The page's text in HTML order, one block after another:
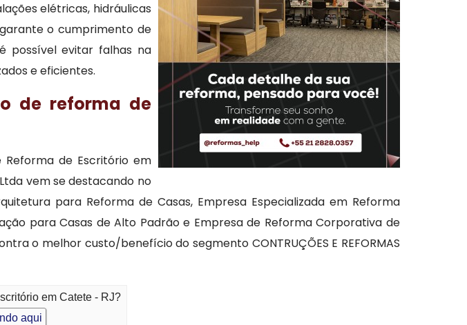
elétricas, hidráulicas
o cumprimento de
possível evitar falhas na
e eficientes.
de reforma de
de Escritório em
vem se destacando no
para Reforma de Casas, Empresa Especializada em Reforma
para Casas de Alto Padrão e Empresa de Reforma Corporativa de
o melhor custo/benefício do segmento CONTRUÇÕES E REFORMAS
em Catete - RJ?
aqui